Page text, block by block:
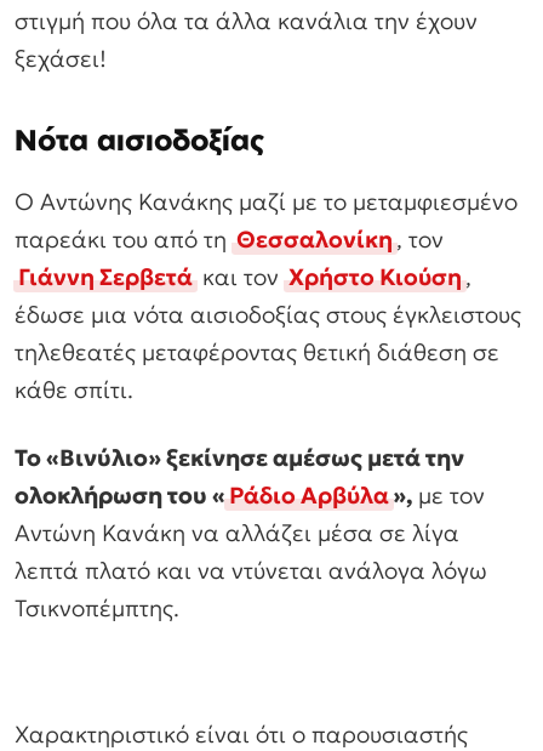
στιγμή που όλα τα άλλα κανάλια την έχουν
ξεχάσει!
Νότα αισιοδοξίας
Ο Αντώνης Κανάκης μαζί με το μεταμφιεσμένο
παρεάκι του από τηΘεσσαλονίκη, τον
Γιάννη Σερβετάκαι τονΧρήστο Κιούση,
έδωσε μια νότα αισιοδοξίας στους έγκλειστους
τηλεθεατές μεταφέροντας θετική διάθεση σε
κάθε σπίτι.
Το «Βινύλιο» ξεκίνησε αμέσως μετά την
ολοκλήρωση του «Ράδιο Αρβύλα», με τον
Αντώνη Κανάκη να αλλάζει μέσα σε λίγα
λεπτά πλατό και να ντύνεται ανάλογα λόγω
Τσικνοπέμπτης.
Χαρακτηριστικό είναι ότι ο παρουσιαστής